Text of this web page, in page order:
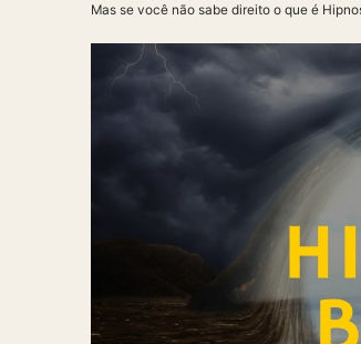
Mas se você não sabe direito o que é